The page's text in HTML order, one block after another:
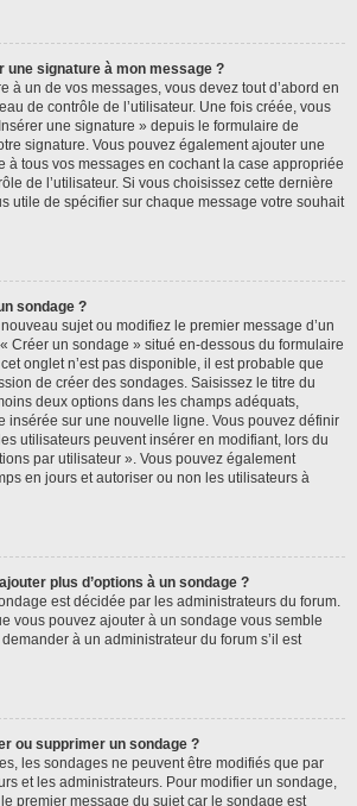
une signature à mon message ?
à un de vos messages, vous devez tout d’abord en
de contrôle de l’utilisateur. Une fois créée, vous
une signature » depuis le formulaire de
signature. Vous pouvez également ajouter une
à tous vos messages en cochant la case appropriée
de l’utilisateur. Si vous choisissez cette dernière
utile de spécifier sur chaque message votre souhait
sondage ?
sujet ou modifiez le premier message d’un
Créer un sondage » situé en-dessous du formulaire
onglet n’est pas disponible, il est probable que
de créer des sondages. Saisissez le titre du
deux options dans les champs adéquats,
insérée sur une nouvelle ligne. Vous pouvez définir
utilisateurs peuvent insérer en modifiant, lors du
par utilisateur ». Vous pouvez également
en jours et autoriser ou non les utilisateurs à
plus d’options à un sondage ?
est décidée par les administrateurs du forum.
vous pouvez ajouter à un sondage vous semble
à un administrateur du forum s’il est
ou supprimer un sondage ?
les sondages ne peuvent être modifiés que par
et les administrateurs. Pour modifier un sondage,
premier message du sujet car le sondage est